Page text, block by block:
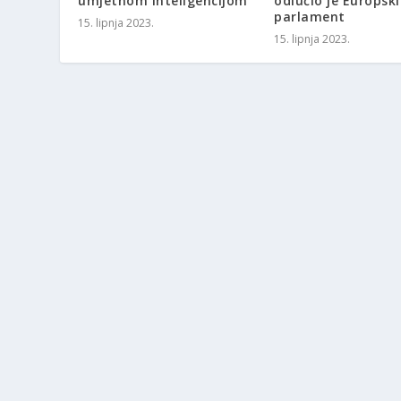
15. lipnja 2023.
parlament
15. lipnja 2023.